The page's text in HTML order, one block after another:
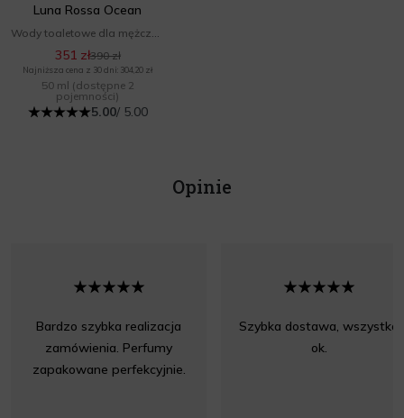
Luna Rossa Ocean
351 zł390 zł
Najniższa cena z 30 dni: 304,20 zł
50 ml (dostępne 2
pojemności)
5.00/ 5.00
Opinie
Bardzo szybka realizacja
zamówienia. Perfumy
zapakowane perfekcyjnie.
Szybka dostawa, wszystko
ok.